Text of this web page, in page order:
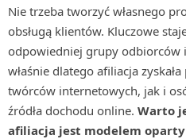
Nie trzeba tworzyć własnego
obsługą klientów. Kluczowe
odpowiedniej grupy odbiorców
właśnie dlatego afiliacja
twórców internetowych, jak i
źródła dochodu online. Warto
afiliacja jest modelem